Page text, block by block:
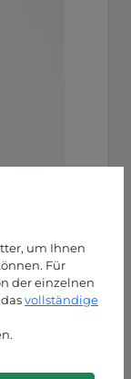
um Ihnen
Für
der einzelnen
vollständige